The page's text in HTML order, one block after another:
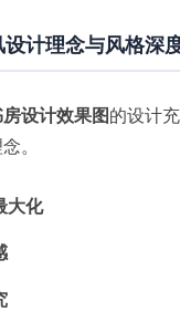
计理念与风格深
设计效果图的设计
。
大化